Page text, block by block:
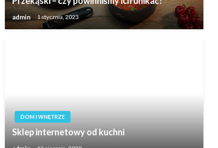
admin 1 stycznia, 2023
DOM I WNĘTRZE
Sklep internetowy od kuchni